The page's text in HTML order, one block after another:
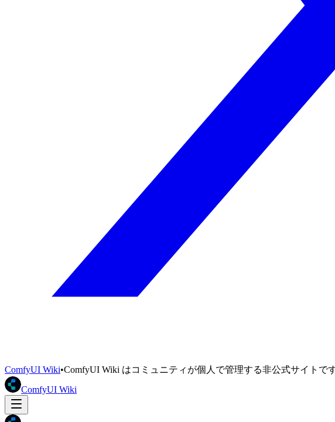
ComfyUI Wiki•ComfyUI Wiki はコミュニティが個人で管理する非公式サイトです
ComfyUI Wiki